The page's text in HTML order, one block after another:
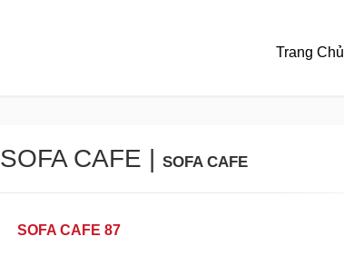
Trang Chủ
SOFA CAFE | SOFA CAFE
SOFA CAFE 87